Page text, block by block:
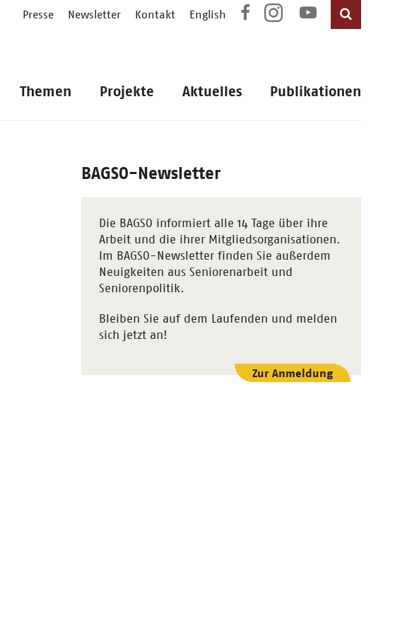
Presse Newsletter Kontakt English
Themen Projekte Aktuelles Publikationen
BAGSO-Newsletter
Die BAGSO informiert alle 14 Tage über ihre
Arbeit und die ihrer Mitgliedsorganisationen.
Im BAGSO-Newsletter finden Sie außerdem
Neuigkeiten aus Seniorenarbeit und
Seniorenpolitik.
Bleiben Sie auf dem Laufenden und melden
sich jetzt an!
Zur Anmeldung